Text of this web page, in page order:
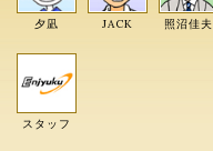
夕凪 JACK 照沼佳夫
スタッフ